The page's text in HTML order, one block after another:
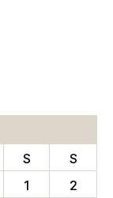
S
S
1
2